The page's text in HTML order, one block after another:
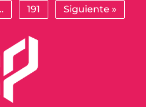
191 Siguiente »